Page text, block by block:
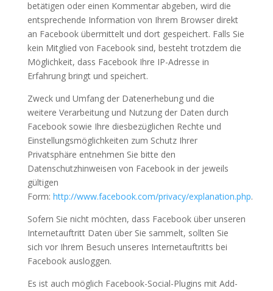
betätigen oder einen Kommentar abgeben, wird die
entsprechende Information von Ihrem Browser direkt
an Facebook übermittelt und dort gespeichert. Falls Sie
kein Mitglied von Facebook sind, besteht trotzdem die
Möglichkeit, dass Facebook Ihre IP-Adresse in
Erfahrung bringt und speichert.
Zweck und Umfang der Datenerhebung und die
weitere Verarbeitung und Nutzung der Daten durch
Facebook sowie Ihre diesbezüglichen Rechte und
Einstellungsmöglichkeiten zum Schutz Ihrer
Privatsphäre entnehmen Sie bitte den
Datenschutzhinweisen von Facebook in der jeweils
gültigen
Form: http://www.facebook.com/privacy/explanation.php.
Sofern Sie nicht möchten, dass Facebook über unseren
Internetauftritt Daten über Sie sammelt, sollten Sie
sich vor Ihrem Besuch unseres Internetauftritts bei
Facebook ausloggen.
Es ist auch möglich Facebook-Social-Plugins mit Add-